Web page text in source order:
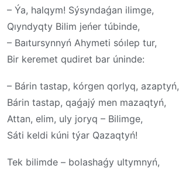
– Ýa, halqym! Sýsyndaǵan ilimge,
Qıyndyqty Bilim jeńer túbinde,
– Baıtursynnyń Ahymeti sóılep tur,
Bir keremet qudiret bar úninde:
– Bárin tastap, kórgen qorlyq, azaptyń,
Bárin tastap, qaǵajý men mazaqtyń,
Attan, elim, uly joryq – Bilimge,
Sáti keldi kúni týar Qazaqtyń!
Tek bilimde – bolashaǵy ultymnyń,